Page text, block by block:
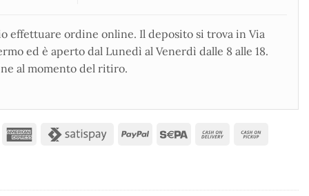
effettuare ordine online. Il deposito si trova in Via
ed è aperto dal Lunedì al Venerdì dalle 8 alle 18.
al momento del ritiro.